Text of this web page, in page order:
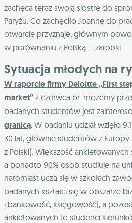
zachęca teraz swoją siostrę do
Paryżu. Co zachęciło Joannę do
otwarcie przyznaje, głównym
w porównaniu z Polską – zarobki.
Sytuacja młodych na
W raporcie firmy Deloitte „First
market” z czerwca br. możemy
badanych studentów jest
granicą . W badaniu udział wzięło
30 lat, głównie studentów z Europy
z Polski). Większość
a ponadto 90% osób studiuje na
natomiast uczą się w szkołach
badanych kształci się w obszarze
i bankowość, księgowość), a
ankietowanych to studenci